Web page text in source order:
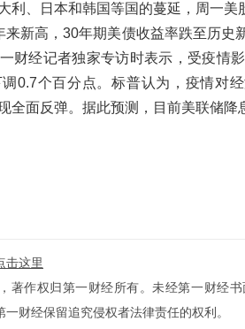
利、日本和韩国等国的蔓延，周一
来新高，30年期美债收益率跌至历史
财经记者独家专访时表示，受疫情
0.7个百分点。标普认为，疫情对
全面反弹。据此预测，目前美联储降
击这里
著作权归第一财经所有。未经第一财经
财经保留追究侵权者法律责任的权利。